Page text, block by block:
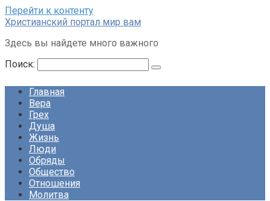
Перейти к контенту
Христианский портал мир вам
Здесь вы найдете много важного
Поиск:
Главная
Вера
Грех
Душа
Жизнь
Люди
Обряды
Общество
Отношения
Молитва